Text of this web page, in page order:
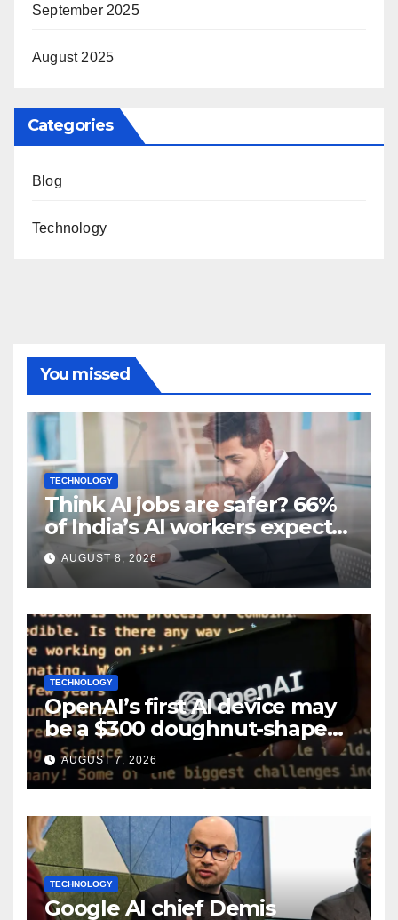
September 2025
August 2025
Categories
Blog
Technology
You missed
TECHNOLOGY
Think AI jobs are safer? 66%
of India’s AI workers expect
layoffs
AUGUST 8, 2026
TECHNOLOGY
OpenAI’s first AI device may
be a $300 doughnut-shaped
smart speaker: Report
AUGUST 7, 2026
TECHNOLOGY
Google AI chief Demis